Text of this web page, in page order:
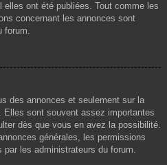
elles ont été publiées. Tout comme les
concernant les annonces sont
forum.
des annonces et seulement sur la
Elles sont souvent assez importantes
dès que vous en avez la possibilité.
générales, les permissions
les administrateurs du forum.